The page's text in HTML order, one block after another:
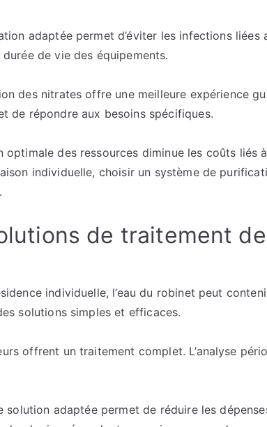
adaptée permet d’éviter les infections liées
de vie des équipements.
des nitrates offre une meilleure expérience
de répondre aux besoins spécifiques.
optimale des ressources diminue les coûts liés
individuelle, choisir un système de
de traitement de
individuelle, l’eau du robinet peut
solutions simples et efficaces.
offrent un traitement complet. L’analyse
solution adaptée permet de réduire les